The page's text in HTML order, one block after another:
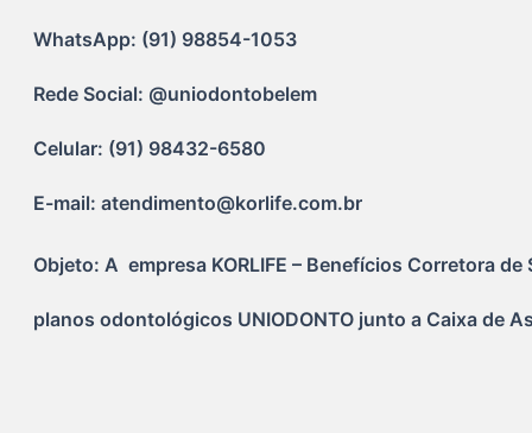
WhatsApp: (91) 98854-1053
Rede Social: @uniodontobelem
Celular: (91) 98432-6580
E-mail: atendimento@korlife.com.br
Objeto: A  empresa KORLIFE – Benefícios Corretora
planos odontológicos UNIODONTO junto a Caixa de